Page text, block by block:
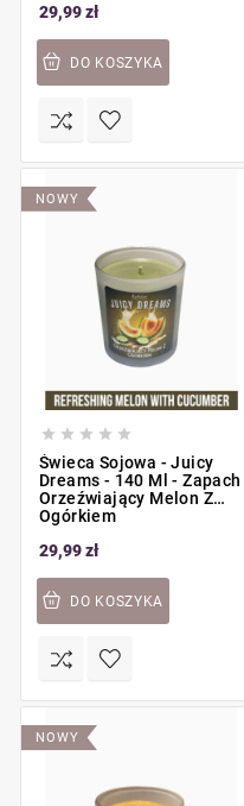
29,99 zł
DO KOSZYKA
NOWY
    
Świeca Sojowa - Juicy
Dreams - 140 Ml - Zapach
Orzeźwiający Melon Z
Ogórkiem
29,99 zł
DO KOSZYKA
NOWY